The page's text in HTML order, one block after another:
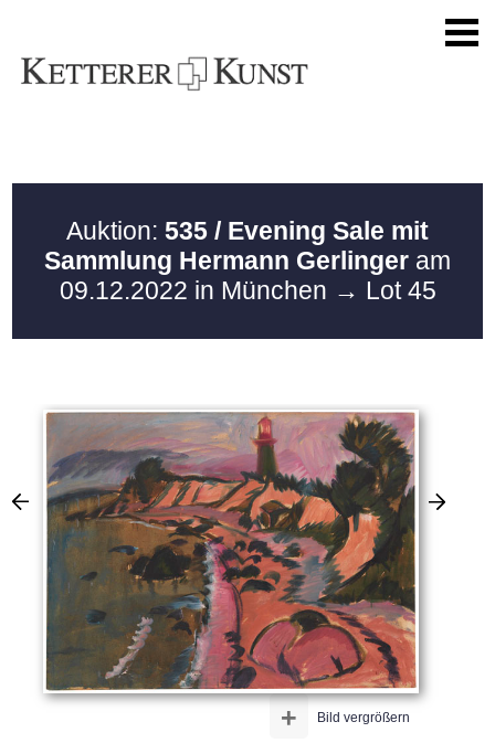
Auktion: 535 / Evening Sale mit
Sammlung Hermann Gerlinger am
09.12.2022 in München → Lot 45
Bild vergrößern
+